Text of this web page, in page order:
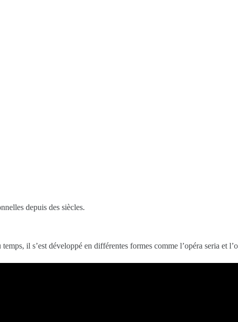
depuis des siècles.
il s’est développé en différentes formes comme l’opéra seria et